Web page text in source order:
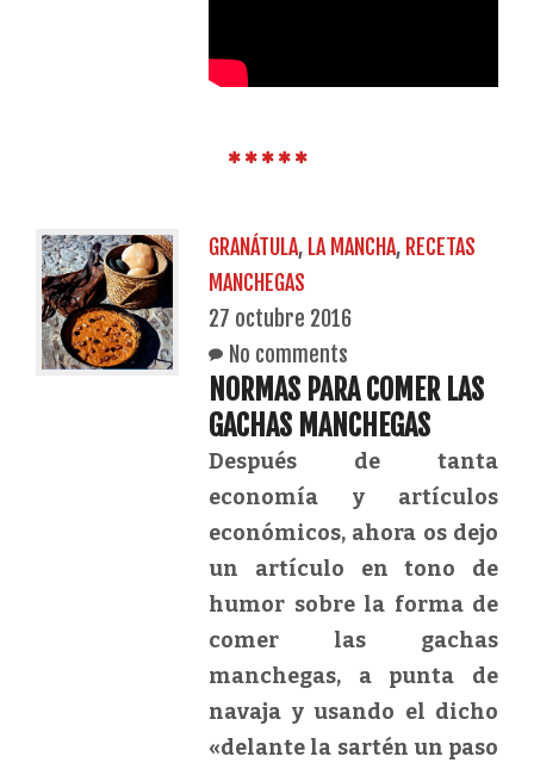
GRANÁTULA, LA MANCHA, RECETAS
MANCHEGAS
27 octubre 2016
No comments
NORMAS PARA COMER LAS
GACHAS MANCHEGAS
Después de tanta
economía y artículos
económicos, ahora os dejo
un artículo en tono de
humor sobre la forma de
comer las gachas
manchegas, a punta de
navaja y usando el dicho
«delante la sartén un paso